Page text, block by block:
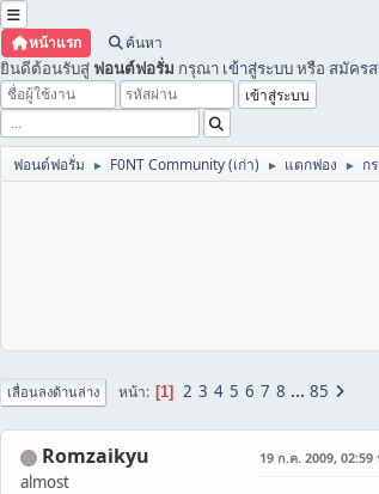
หน้าแรก ค้นหา
ยินดีต้อนรับสู่ ฟอนต์ฟอรั่ม กรุณา เข้าสู่ระบบหรือ สมัคร
ฟอนต์ฟอรั่ม ► F0NT Community (เก่า) ► แตกฟอง ► ก
เลื่อนลงด้านล่าง หน้า 1 2 3 4 5 6 7 8 ... 85
Romzaikyu
almost
19 ก.ค. 2009, 02:59